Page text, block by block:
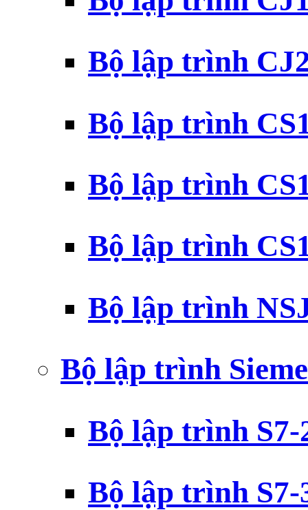
Bộ lập trình
Bộ lập trình
Bộ lập trình
Bộ lập trình
Bộ lập trình
Bộ lập trình
Bộ lập trình S7-
Bộ lập trình S7-